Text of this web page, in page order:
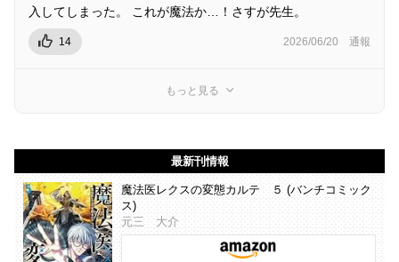
入してしまった。 これが魔法か…！さすが先生。
14 2026/06/20 通報
もっと見る
最新刊情報
魔法医レクスの変態カルテ ５ (バンチコミック
ス)
元三 大介